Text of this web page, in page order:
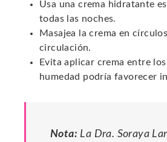
Usa una crema hidratante
todas las noches.
Masajea la crema en
circulación.
Evita aplicar crema entre
humedad podría favorecer
Nota: La Dra. Soraya